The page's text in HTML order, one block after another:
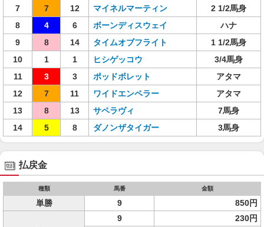
7
7 12 マイネルマーティン
2 1/2馬身
8
4 6 ボーンディスウェイ
ハナ
9
8 14 タイムオブフライト
1 1/2馬身
10
1 1 ヒシゲッコウ
3/4馬身
11
3 3 ポッドボレット
アタマ
12
7 11 ワイドエンペラー
アタマ
13
8 13 サペラヴィ
7馬身
14
5 8 ダノンザタイガー 3馬身
払戻金
種類 馬番 金額
単勝 9 850円
9
230円